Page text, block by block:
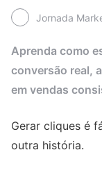
Jornada
Aprenda como
conversão real,
em vendas
Gerar cliques é
outra história.